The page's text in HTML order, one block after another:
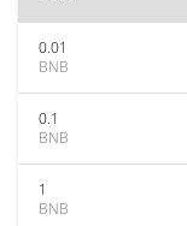
0.01
BNB
0.1
BNB
1
BNB